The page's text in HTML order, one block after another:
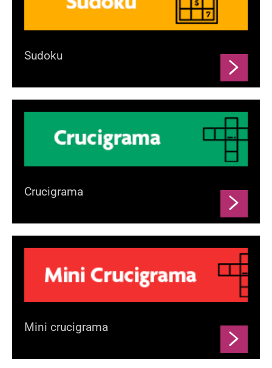
Sudoku
Crucigrama
Mini crucigrama